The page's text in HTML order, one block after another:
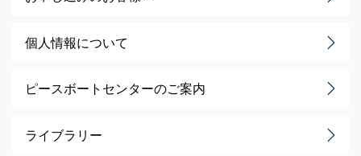
個人情報について
ピースボートセンターのご案内
ライブラリー